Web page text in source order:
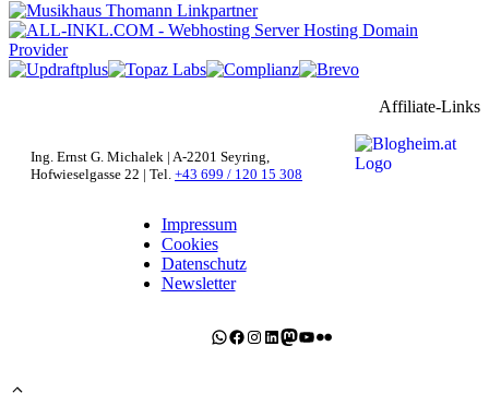
Affiliate-Links
Ing. Ernst G. Michalek | A-2201 Seyring,
Hofwieselgasse 22 | Tel. +43 699 / 120 15 308
Impressum
Cookies
Datenschutz
Newsletter
WhatsApp
Facebook
Instagram
LinkedIn
Mastodon
YouTube
Flickr